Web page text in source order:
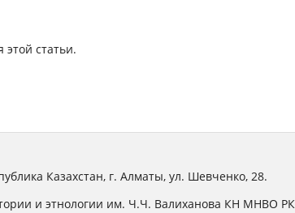
этой статьи.
Казахстан, г. Алматы, ул. Шевченко, 28.
и этнологии им. Ч.Ч. Валиханова КН МНВО РК